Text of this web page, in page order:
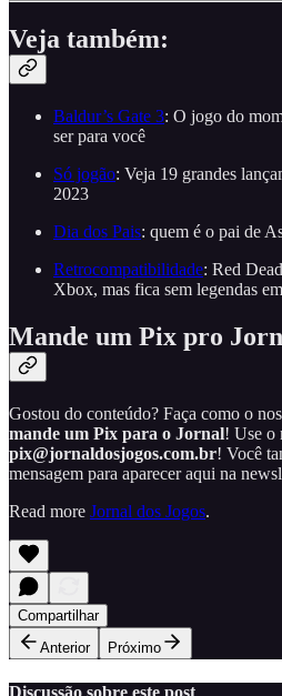
Veja também:
Baldur’s Gate 3: O jogo do
ser para você
Só jogão: Veja 19 grandes
2023
Dia dos Pais: quem é o pai de
Retrocompatibilidade: Red
Xbox, mas fica sem legendas
Mande um Pix pro
Gostou do conteúdo? Faça como o
mande um Pix para o Jornal! Use o
pix@jornaldosjogos.com.br! Você
mensagem para aparecer aqui na
Read more Jornal dos Jogos.
Compartilhar
Anterior
Próximo
Discussão sobre este post